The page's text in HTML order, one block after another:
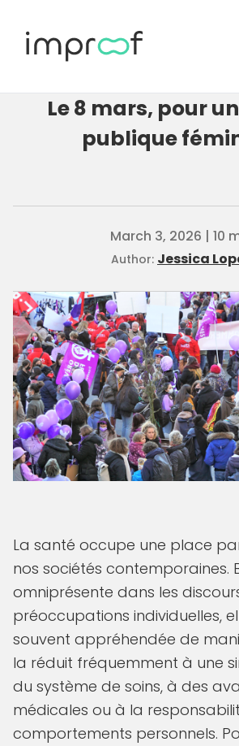
Le 8 mars, pour
publique
March 3, 2026 | 10
Author: Jessica
La santé occupe une place
nos sociétés contemporaines.
omniprésente dans les
préoccupations individuelles,
souvent appréhendée de
la réduit fréquemment à une
du système de soins, à des
médicales ou à la
comportements personnels.